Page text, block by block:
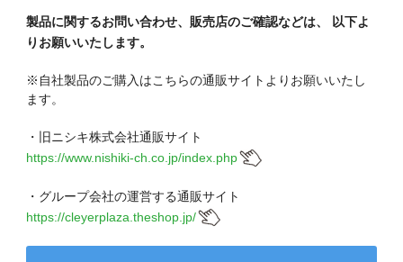
製品に関するお問い合わせ、販売店のご確認などは、
以下よ
りお願いいたします。
※自社製品のご購入はこちらの通販サイトよりお願いいたし
ます。
・旧ニシキ株式会社通販サイト
https://www.nishiki-ch.co.jp/index.php
・グループ会社の運営する通販サイト
https://cleyerplaza.theshop.jp/
※祝日を除く
※新型コロナウイルス感染症対策として、
現在、受付時間を一部短縮しております。
ご了承ください。
06-6943-8951